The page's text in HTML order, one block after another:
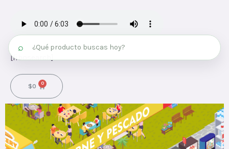
[fibosearch]
$0 0
⌕